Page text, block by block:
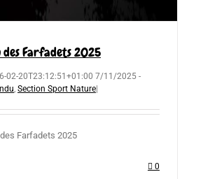
des Farfadets 2025
02-20T23:12:51+01:00 7/11/2025 -
, Section Sport Nature
Farfadets 2025
0